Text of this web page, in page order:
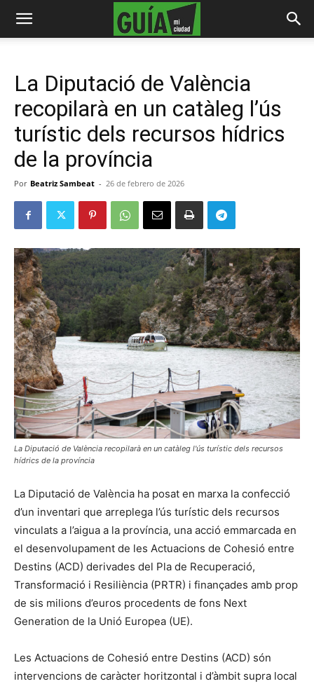
La Diputació de València
recopilarà en un catàleg l’ús
turístic dels recursos hídrics
de la província
Por Beatriz Sambeat - 26 de febrero de 2026
La Diputació de València recopilarà en un catàleg l'ús turístic dels recursos
hídrics de la província
La Diputació de València ha posat en marxa la confecció
d’un inventari que arreplega l’ús turístic dels recursos
vinculats a l’aigua a la província, una acció emmarcada en
el desenvolupament de les Actuacions de Cohesió entre
Destins (ACD) derivades del Pla de Recuperació,
Transformació i Resiliència (PRTR) i finançades amb prop
de sis milions d’euros procedents de fons Next
Generation de la Unió Europea (UE).
Les Actuacions de Cohesió entre Destins (ACD) són
intervencions de caràcter horitzontal i d’àmbit supra local